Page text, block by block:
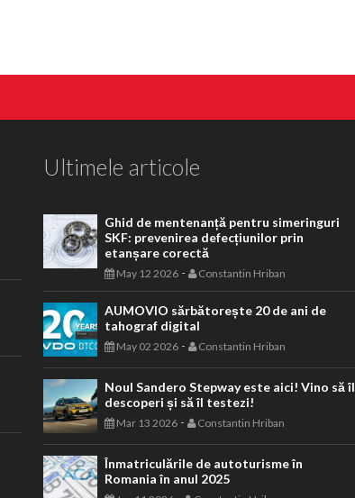
Ultimele articole
Ghid de mentenanță pentru simeringuri
SKF: prevenirea defecțiunilor prin
etanșare corectă
May 12 2026 - Constantin Hriban
AUMOVIO sărbătorește 20 de ani de
tahograf digital
May 02 2026 - Constantin Hriban
Noul Sandero Stepway este aici! Vino să îl
descoperi și să îl testezi!
Mar 13 2026 - Constantin Hriban
Înmatriculările de autoturisme în
Romania în anul 2025